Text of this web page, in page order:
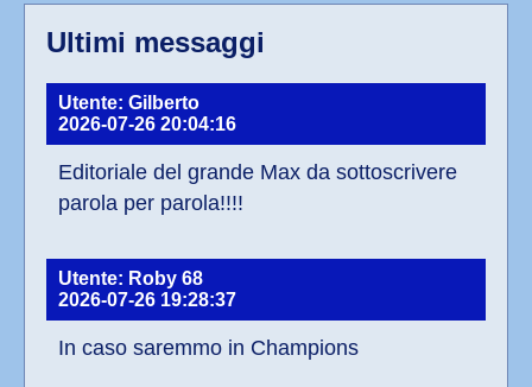
Ultimi messaggi
Utente: Gilberto
2026-07-26 20:04:16
Editoriale del grande Max da sottoscrivere
parola per parola!!!!
Utente: Roby 68
2026-07-26 19:28:37
In caso saremmo in Champions